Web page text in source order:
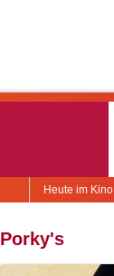
Heute im Kino
Porky's